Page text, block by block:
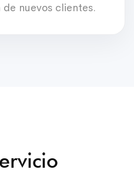
nuevos clientes.